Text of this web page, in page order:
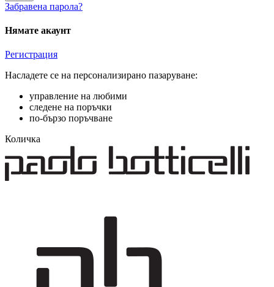
Забравена парола?
Нямате акаунт
Регистрация
Насладете се на персонализирано пазаруване:
управление на любими
следене на поръчки
по-бързо поръчване
Количка